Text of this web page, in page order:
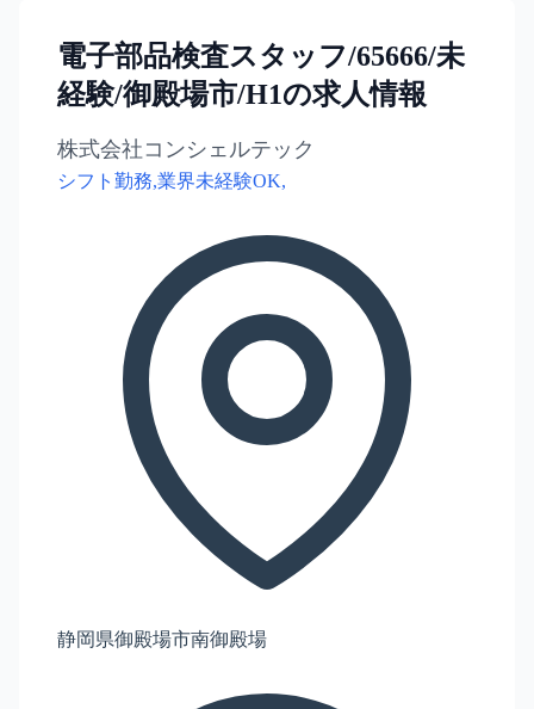
電子部品検査スタッフ/65666/未
経験/御殿場市/H1の求人情報
株式会社コンシェルテック
シフト勤務,業界未経験OK,
静岡県御殿場市南御殿場